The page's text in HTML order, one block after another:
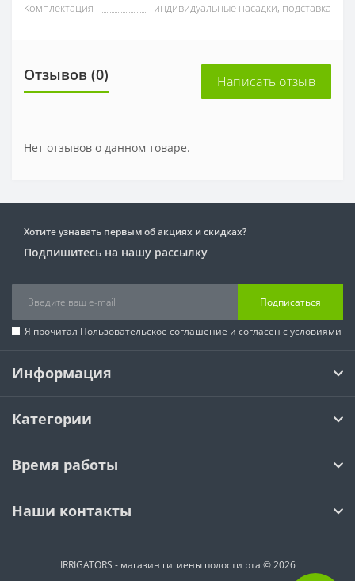
Комплектация индивидуальные насадки, подставка
Отзывов (0) Написать отзыв
Нет отзывов о данном товаре.
Хотите узнавать первым об акциях и скидках?
Подпишитесь на нашу рассылку
Подписаться
Я прочитал Пользовательское соглашение и согласен с условиями
Информация
Категории
Время работы
Наши контакты
IRRIGATORS - магазин гигиены полости рта © 2026